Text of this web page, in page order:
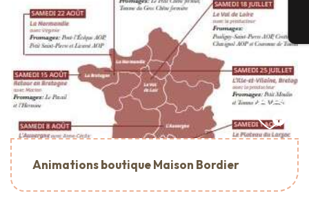
Animations boutique Maison Bordier